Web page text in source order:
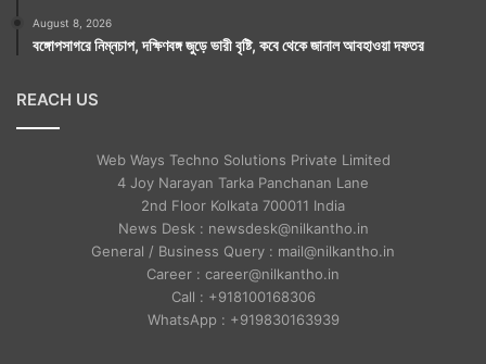
August 8, 2026
বঙ্গোপসাগরে নিম্নচাপ, দক্ষিণবঙ্গ জুড়ে ভারী বৃষ্টি, কবে থেকে জানাল আবহাওয়া দফতর
REACH US
Web Ways Techno Solutions Private Limited
4 Joy Narayan Tarka Panchanan Lane
2nd Floor Kolkata 700011 India
News Desk : newsdesk@nilkantho.in
General / Business Query : mail@nilkantho.in
Career : career@nilkantho.in
Call : +918100168306
WhatsApp : +919830163939